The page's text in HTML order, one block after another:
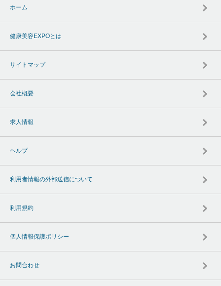
ホーム
健康美容EXPOとは
サイトマップ
会社概要
求人情報
ヘルプ
利用者情報の外部送信について
利用規約
個人情報保護ポリシー
お問合わせ